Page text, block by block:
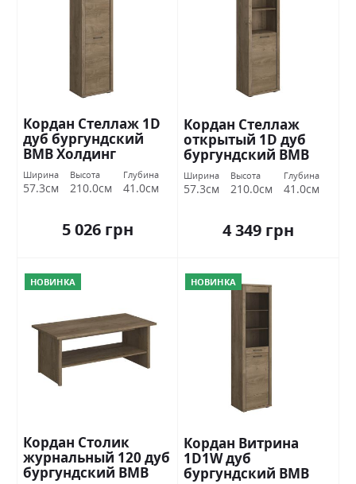
Кордан Cтеллаж 1D
дуб бургундский
ВМВ Холдинг
Ширина
57.3см
Высота
210.0см
Глубина
41.0см
5 026 грн
Кордан Cтеллаж
открытый 1D дуб
бургундский ВМВ
Холдинг
Ширина
57.3см
Высота
210.0см
Глубина
41.0см
4 349 грн
НОВИНКА
Кордан Cтолик
журнальный 120 дуб
бургундский ВМВ
НОВИНКА
Кордан Витрина
1D1W дуб
бургундский ВМВ